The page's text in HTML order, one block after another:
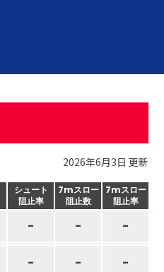
2026年6月3日 更新
シュート
阻止率
7mスロー
阻止数
7mスロー
阻止率
- - -
- - -